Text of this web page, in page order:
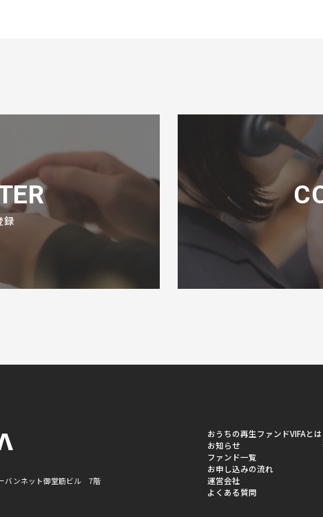
録
バンネット御堂筋ビル 7階
おうちの再生ファンドVIFAとは
お知らせ
ファンド一覧
お申し込みの流れ
運営会社
よくある質問